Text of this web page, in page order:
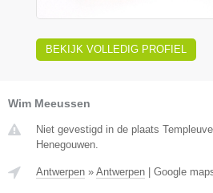
BEKIJK VOLLEDIG PROFIEL
Wim Meeussen
Niet gevestigd in de plaats
Henegouwen.
Antwerpen » Antwerpen Google